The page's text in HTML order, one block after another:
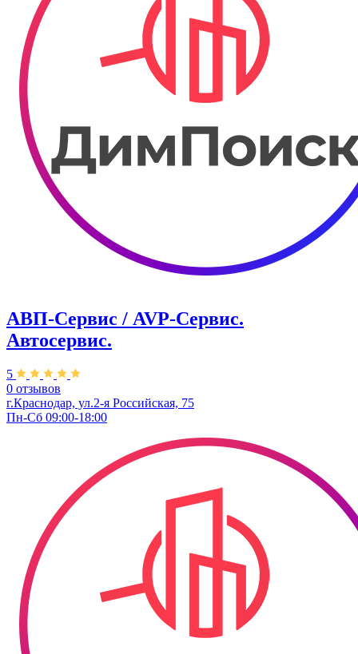
АВП-Сервис / AVP-Сервис.
Автосервис.
5
0 отзывов
г.Краснодар, ул.2-я Российская, 75
Пн-Сб 09:00-18:00